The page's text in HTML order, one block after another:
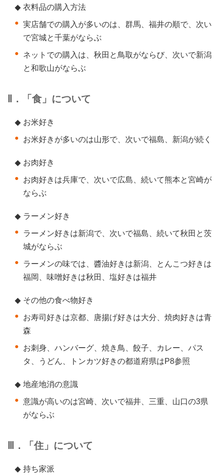
◆ 衣料品の購入方法
実店舗での購入が多いのは、群馬、福井の順で、次い
で宮城と千葉がならぶ
ネットでの購入は、秋田と鳥取がならび、次いで新潟
と和歌山がならぶ
Ⅱ．「食」について
◆ お米好き
お米好きが多いのは山形で、次いで福島、新潟が続く
◆ お肉好き
お肉好きは兵庫で、次いで広島、続いて熊本と宮崎が
ならぶ
◆ ラーメン好き
ラーメン好きは新潟で、次いで福島、続いて秋田と茨
城がならぶ
ラーメンの味では、醬油好きは新潟、とんこつ好きは
福岡、味噌好きは秋田、塩好きは福井
◆ その他の食べ物好き
お寿司好きは京都、唐揚げ好きは大分、焼肉好きは青
森
お刺身、ハンバーグ、焼き鳥、餃子、カレー、パス
タ、うどん、トンカツ好きの都道府県はP8参照
◆ 地産地消の意識
意識が高いのは宮崎、次いで福井、三重、山口の3県
がならぶ
Ⅲ．「住」について
◆ 持ち家派